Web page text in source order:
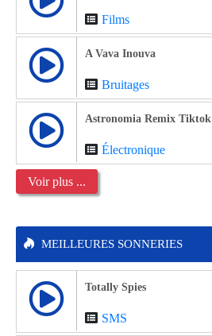
Films
A Vava Inouva
Bruitages
Astronomia Remix Tiktok
Électronique
Voir plus ...
MEILLEURES SONNERIES
Totally Spies
SMS